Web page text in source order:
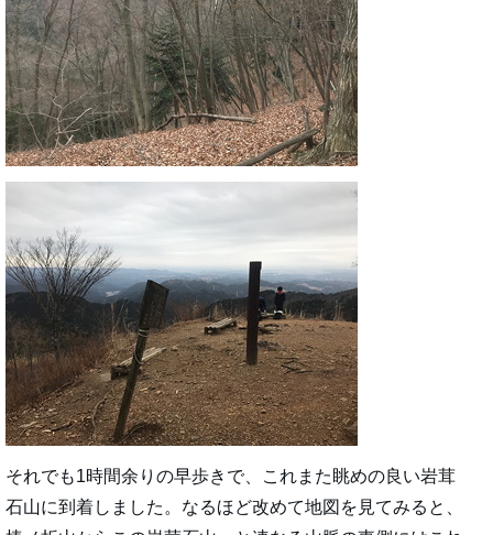
それでも1時間余りの早歩きで、これまた眺めの良い岩茸
石山に到着しました。なるほど改めて地図を見てみると、